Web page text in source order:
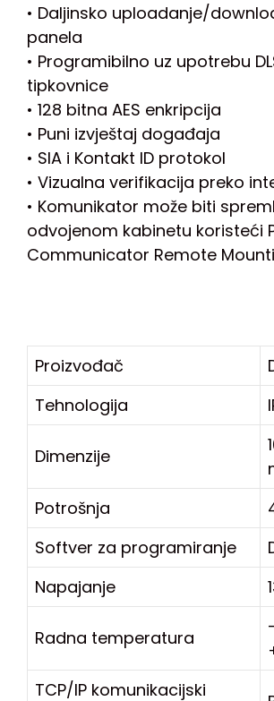
• Daljinsko uploadanje/
panela
• Programibilno uz upotrebu
tipkovnice
• 128 bitna AES enkripcija
• Puni izvještaj događaja
• SIA i Kontakt ID protokol
• Vizualna verifikacija preko
• Komunikator može biti
odvojenom kabinetu koristeći
Communicator Remote
Proizvođač
Tehnologija
Dimenzije
Potrošnja
Softver za programiranje
Napajanje
Radna temperatura
TCP/IP komunikacijski